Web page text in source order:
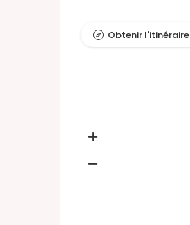
Obtenir l'itinéraire